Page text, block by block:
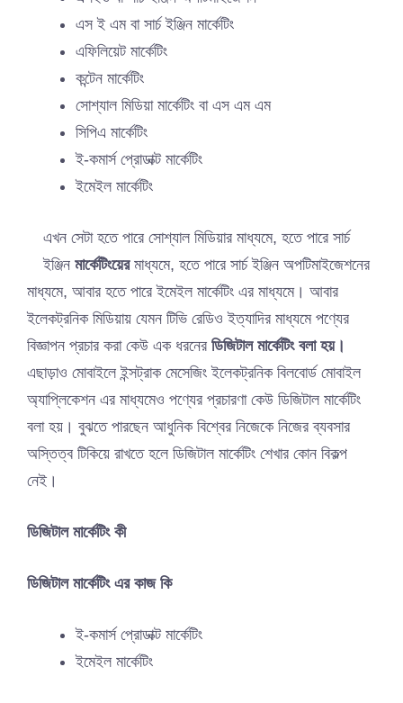
এস ই এম বা সার্চ ইঞ্জিন মার্কেটিং
এফিলিয়েট মার্কেটিং
কন্টেন মার্কেটিং
সোশ্যাল মিডিয়া মার্কেটিং বা এস এম এম
সিপিএ মার্কেটিং
ই-কমার্স প্রোডাক্ট মার্কেটিং
ইমেইল মার্কেটিং
এখন সেটা হতে পারে সোশ্যাল মিডিয়ার মাধ্যমে, হতে পারে সার্চ
ইঞ্জিন মার্কেটিংয়েরমাধ্যমে, হতে পারে সার্চ ইঞ্জিন অপটিমাইজেশনের
মাধ্যমে, আবার হতে পারে ইমেইল মার্কেটিং এর মাধ্যমে। আবার
ইলেকট্রনিক মিডিয়ায় যেমন টিভি রেডিও ইত্যাদির মাধ্যমে পণ্যের
বিজ্ঞাপন প্রচার করা কেউ এক ধরনের ডিজিটাল মার্কেটিং বলা হয়।
এছাড়াও মোবাইলে ইন্সট্রাক মেসেজিং ইলেকট্রনিক বিলবোর্ড মোবাইল
অ্যাপ্লিকেশন এর মাধ্যমেও পণ্যের প্রচারণা কেউ ডিজিটাল মার্কেটিং
বলা হয়। বুঝতে পারছেন আধুনিক বিশ্বের নিজেকে নিজের ব্যবসার
অস্তিত্ব টিকিয়ে রাখতে হলে ডিজিটাল মার্কেটিং শেখার কোন বিকল্প
নেই।
ডিজিটাল মার্কেটিং কী
ডিজিটাল মার্কেটিং এর কাজ কি
ই-কমার্স প্রোডাক্ট মার্কেটিং
ইমেইল মার্কেটিং